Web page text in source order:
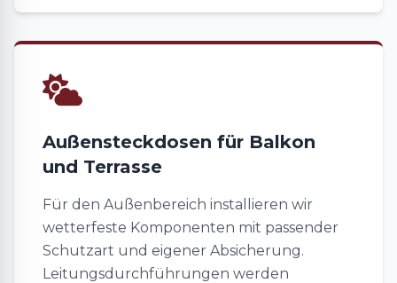
Außensteckdosen für Balkon
und Terrasse
Für den Außenbereich installieren wir
wetterfeste Komponenten mit passender
Schutzart und eigener Absicherung.
Leitungsdurchführungen werden